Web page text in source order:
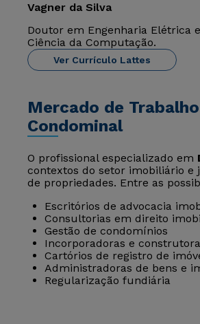
Vagner da Silva
Doutor em Engenharia Elétrica
Ciência da Computação.
Ver Currículo Lattes
Mercado de
Condominal
O profissional especializado em
contextos do setor imobiliário e
de propriedades. Entre as
Escritórios de advocacia
Consultorias em direito
Gestão de condomínios
Incorporadoras e
Cartórios de registro de
Administradoras de bens e
Regularização fundiária